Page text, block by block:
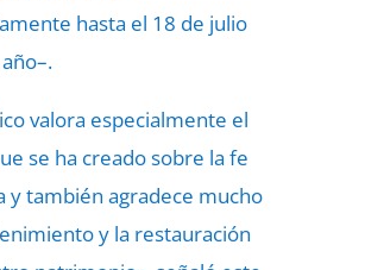
hasta el 18 de julio
valora especialmente el
se ha creado sobre la fe
y también agradece mucho
y la restauración